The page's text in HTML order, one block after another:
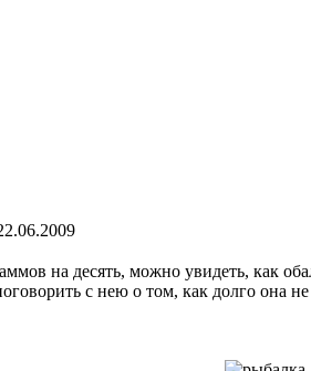
на десять, можно увидеть, как
с нею о том, как долго она